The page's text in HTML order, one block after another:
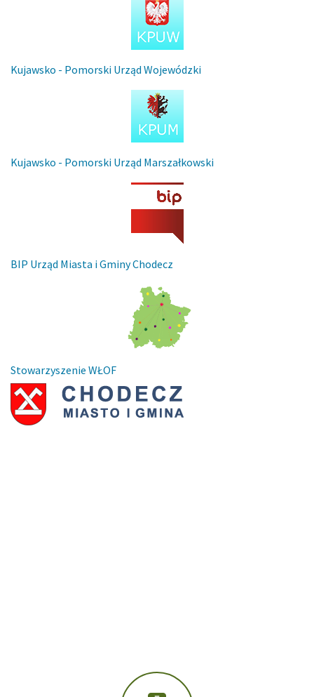
Kujawsko - Pomorski Urząd Wojewódzki
Kujawsko - Pomorski Urząd Marszałkowski
BIP Urząd Miasta i Gminy Chodecz
Stowarzyszenie WŁOF